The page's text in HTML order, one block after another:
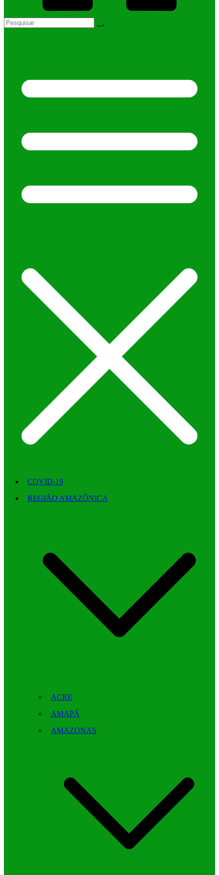
COVID-19
REGIÃO AMAZÔNICA
ACRE
AMAPÁ
AMAZONAS